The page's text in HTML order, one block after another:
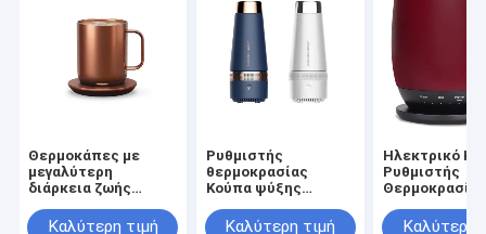
Θερμοκάπες με
μεγαλύτερη
διάρκεια ζωής
ποτά διατηρούν
Καλύτερη τιμή
Ρυθμιστής
θερμοκρασίας
Κούπα ψύξης
θέρμανσης
Καλύτερη τιμή
Ηλεκτρικό
Ρυθμιστής
Καλύτερη